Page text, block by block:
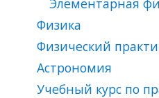
Физика
Физический
Астрономия
Учебный курс по